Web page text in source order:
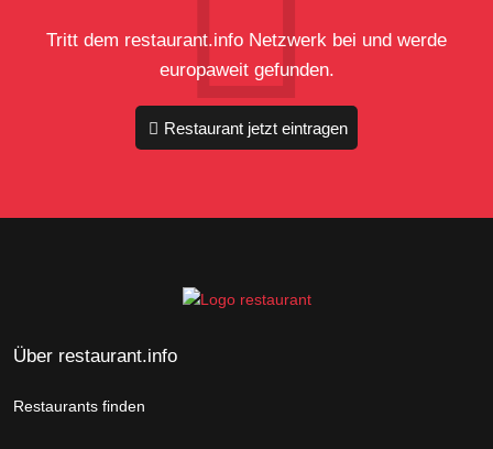
Tritt dem restaurant.info Netzwerk bei und werde
europaweit gefunden.
Restaurant jetzt eintragen
Über restaurant.info
Restaurants finden